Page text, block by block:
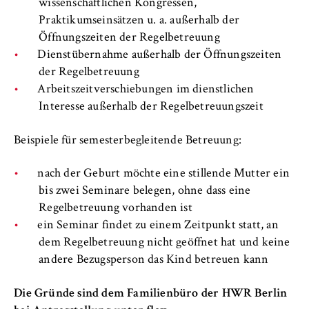
i
n
B
e
r
l
n
c
h
o
o
l
o
E
Bewerbung
Studieren an der HWR Berlin
wissenschaftlichen Kongressen,
Praktikumseinsätzen u. a. außerhalb der
Öffnungszeiten der Regelbetreuung
Dienstübernahme außerhalb der Öffnungszeiten
der Regelbetreuung
Arbeitszeitverschiebungen im dienstlichen
Interesse außerhalb der Regelbetreuungszeit
Beispiele für semesterbegleitende Betreuung:
nach der Geburt möchte eine stillende Mutter ein
bis zwei Seminare belegen, ohne dass eine
Regelbetreuung vorhanden ist
ein Seminar findet zu einem Zeitpunkt statt, an
dem Regelbetreuung nicht geöffnet hat und keine
andere Bezugsperson das Kind betreuen kann
Die Gründe sind dem Familienbüro der HWR Berlin
Anbieter:
Betreiber dieser Website
Zweck:
Speichert den Zustimmungsstatus des
Benutzers für Cookies auf der aktuellen
Domäne. Dadurch wird verhindert, dass das
der Website wiederholt angezeigt wird.
Cookie Laufzeit:
1 Jahr
TYPO3 Frontend Nutzer
Name: